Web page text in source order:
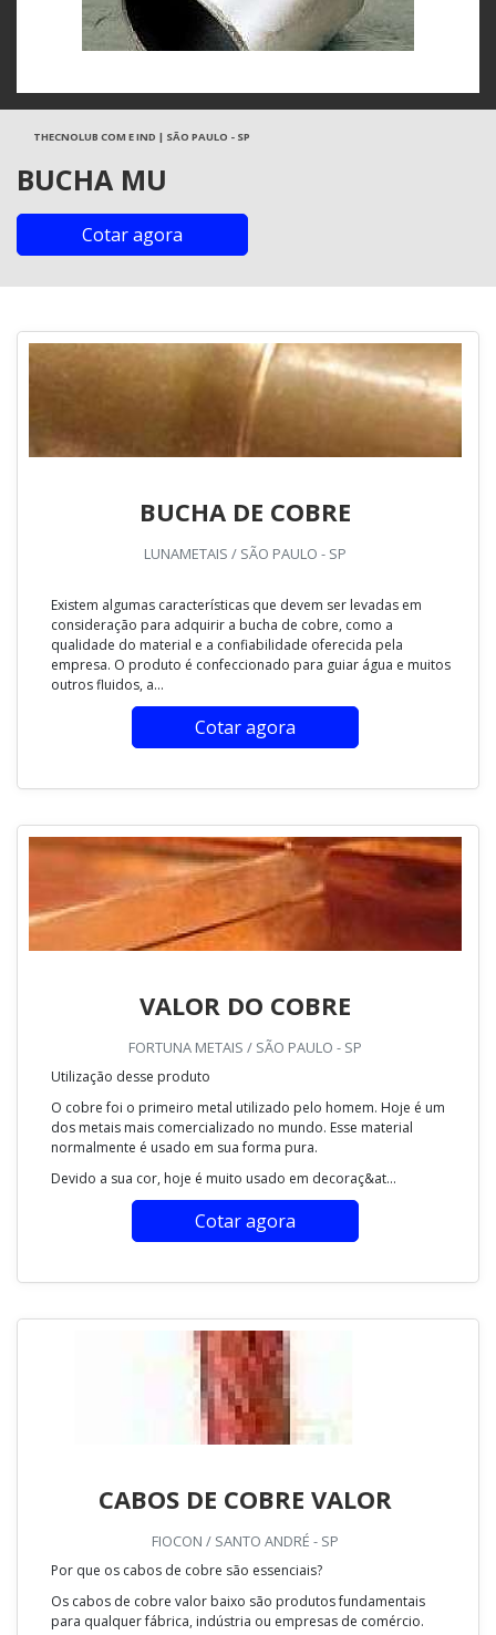
THECNOLUB COM E IND | SÃO PAULO - SP
BUCHA MU
Cotar agora
BUCHA DE COBRE
LUNAMETAIS / SÃO PAULO - SP
Existem algumas características que devem ser levadas em
consideração para adquirir a bucha de cobre, como a
qualidade do material e a confiabilidade oferecida pela
empresa. O produto é confeccionado para guiar água e muitos
outros fluidos, a...
Cotar agora
VALOR DO COBRE
FORTUNA METAIS / SÃO PAULO - SP
Utilização desse produto
O cobre foi o primeiro metal utilizado pelo homem. Hoje é um
dos metais mais comercializado no mundo. Esse material
normalmente é usado em sua forma pura.
Devido a sua cor, hoje é muito usado em decoraç&at...
Cotar agora
CABOS DE COBRE VALOR
FIOCON / SANTO ANDRÉ - SP
Por que os cabos de cobre são essenciais?
Os cabos de cobre valor baixo são produtos fundamentais
para qualquer fábrica, indústria ou empresas de comércio.